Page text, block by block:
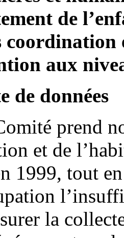
de
aux
de données
prend
et de
1999, tout
la